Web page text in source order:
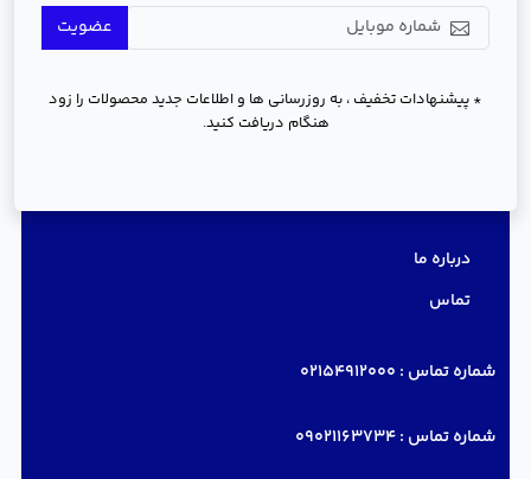
عضویت
* پیشنهادات تخفیف ، به روزرسانی ها و اطلاعات جدید محصولات را زود
هنگام دریافت کنید.
درباره ما
تماس
شماره تماس : 02154912000
شماره تماس :09021163734